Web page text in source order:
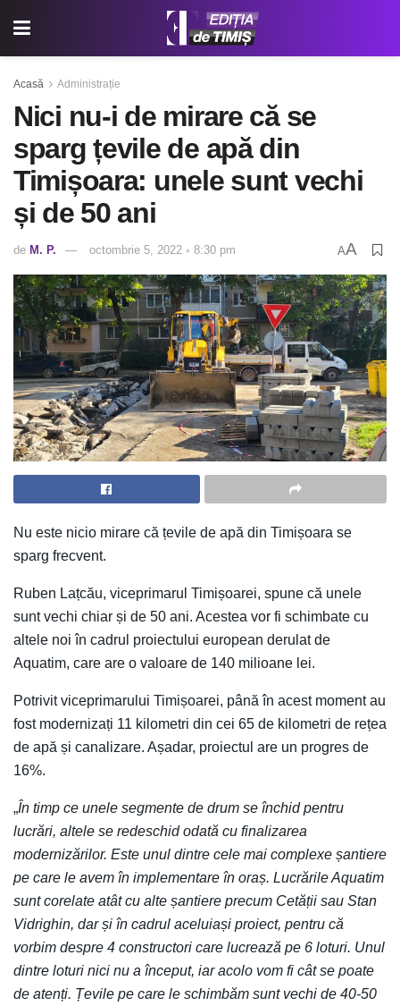
Acasă Administrație
Nici nu-i de mirare că se
sparg țevile de apă din
Timișoara: unele sunt vechi
și de 50 ani
de M. P. octombrie 5, 2022 ◦ 8:30 pm AA
Nu este nicio mirare că țevile de apă din Timișoara se
sparg frecvent.
Ruben Lațcău, viceprimarul Timișoarei, spune că unele
sunt vechi chiar și de 50 ani. Acestea vor fi schimbate cu
altele noi în cadrul proiectului european derulat de
Aquatim, care are o valoare de 140 milioane lei.
Potrivit viceprimarului Timișoarei, până în acest moment au
fost modernizați 11 kilometri din cei 65 de kilometri de rețea
de apă și canalizare. Așadar, proiectul are un progres de
16%.
„În timp ce unele segmente de drum se închid pentru
lucrări, altele se redeschid odată cu finalizarea
modernizărilor. Este unul dintre cele mai complexe șantiere
pe care le avem în implementare în oraș. Lucrările Aquatim
sunt corelate atât cu alte șantiere precum Cetății sau Stan
Vidrighin, dar și în cadrul aceluiași proiect, pentru că
vorbim despre 4 constructori care lucrează pe 6 loturi. Unul
dintre loturi nici nu a început, iar acolo vom fi cât se poate
de atenți. Țevile pe care le schimbăm sunt vechi de 40-50